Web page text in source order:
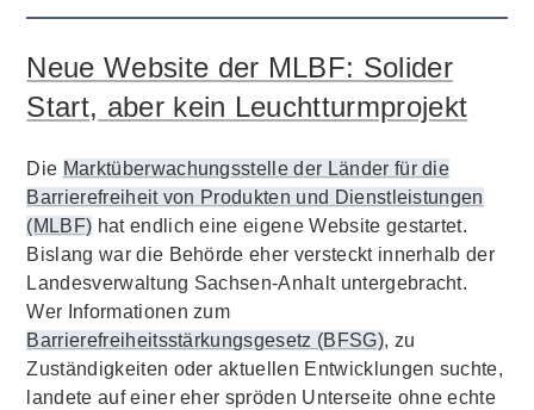
Neue Website der MLBF: Solider
Start, aber kein Leuchtturmprojekt
Die Marktüberwachungsstelle der Länder für die
Barrierefreiheit von Produkten und Dienstleistungen
(MLBF) hat endlich eine eigene Website gestartet.
Bislang war die Behörde eher versteckt innerhalb der
Landesverwaltung Sachsen-Anhalt untergebracht.
Wer Informationen zum
Barrierefreiheitsstärkungsgesetz (BFSG), zu
Zuständigkeiten oder aktuellen Entwicklungen suchte,
landete auf einer eher spröden Unterseite ohne echte